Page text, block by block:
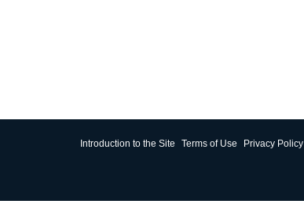
Introduction to the Site Terms of Use Privacy Policy